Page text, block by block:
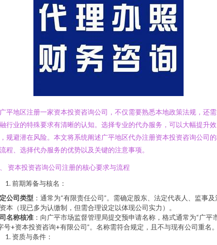
平地区注册一家资本投资咨询公司，不仅需要熟悉本地政策法规，还
行业的特殊要求有清晰的认知。选择专业的代办服务，可以大幅提升效
规避潜在风险。本文将系统阐述广平地区代办注册资本投资咨询公司
程、选择代办服务的优势以及关键的注意事项。
资本投资咨询公司注册的核心要求与流程
前期筹备与核名：
公司类型 ：通常为“有限责任公司”。需确定股东、法定代表人、监事及
本（现已多为认缴制，但需合理设定以体现公司实力）。
名称核准 ：向广平市场监督管理局提交预申请名称，格式通常为“广平
号+资本投资咨询+有限公司”。名称需符合规定，且不与现有公司重名
资质与条件：